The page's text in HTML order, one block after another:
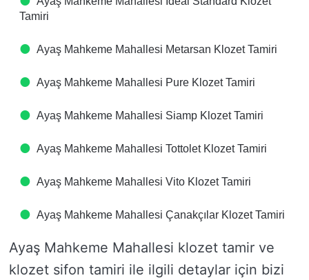
Tamiri
Ayaş Mahkeme Mahallesi Metarsan Klozet Tamiri
Ayaş Mahkeme Mahallesi Pure Klozet Tamiri
Ayaş Mahkeme Mahallesi Siamp Klozet Tamiri
Ayaş Mahkeme Mahallesi Tottolet Klozet Tamiri
Ayaş Mahkeme Mahallesi Vito Klozet Tamiri
Ayaş Mahkeme Mahallesi Çanakçılar Klozet Tamiri
Ayaş Mahkeme Mahallesi klozet tamir ve
klozet sifon tamiri ile ilgili detaylar için bizi